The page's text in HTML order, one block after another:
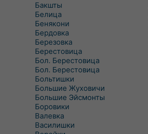
Бакшты
Белица
Бенякони
Бердовка
Березовка
Берестовица
Бол. Берестовица
Бол. Берестовица
Больтишки
Большие Жуховичи
Большие Эйсмонты
Боровики
Валевка
Василишки